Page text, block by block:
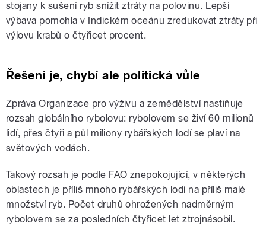
stojany k sušení ryb snížit ztráty na polovinu. Lepší
výbava pomohla v Indickém oceánu zredukovat ztráty při
výlovu krabů o čtyřicet procent.
Řešení je, chybí ale politická vůle
Zpráva Organizace pro výživu a zemědělství nastiňuje
rozsah globálního rybolovu: rybolovem se živí 60 milionů
lidí, přes čtyři a půl miliony rybářských lodí se plaví na
světových vodách.
Takový rozsah je podle FAO znepokojující, v některých
oblastech je příliš mnoho rybářských lodí na příliš malé
množství ryb. Počet druhů ohrožených nadměrným
rybolovem se za posledních čtyřicet let ztrojnásobil.